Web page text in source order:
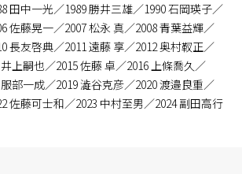
田中一光／1989 勝井三雄／1990 石岡瑛子／
佐藤晃一／2007 松永 真／2008 青葉益輝／
長友啓典／2011 遠藤 享／2012 奥村靫正／
上嗣也／2015 佐藤 卓／2016 上條喬久／
部一成／2019 澁谷克彦／2020 渡邉良重／
佐藤可士和／2023 中村至男／2024 副田高行